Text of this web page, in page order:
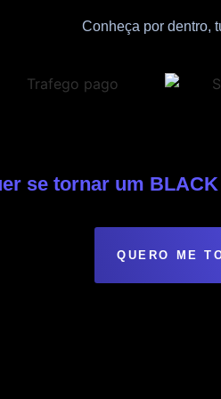
Conheça por dentro,
se tornar um
QUERO ME